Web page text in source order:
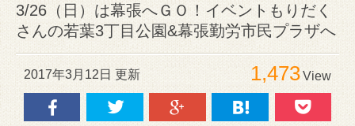
3/26（日）は幕張へＧＯ！イベントもりだく
さんの若葉3丁目公園&幕張勤労市民プラザへ
2017年3月12日 更新 1,473View